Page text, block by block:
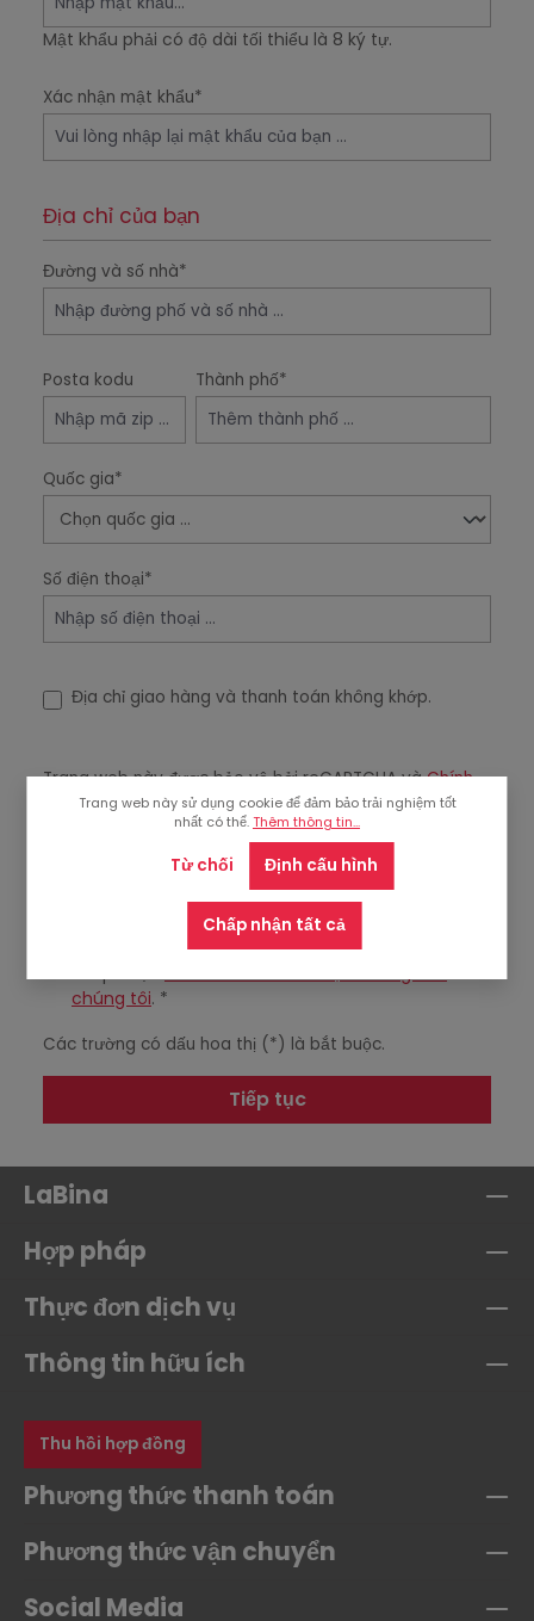
Mật khẩu phải có độ dài tối thiểu là 8 ký tự.
Xác nhận mật khẩu*
Địa chỉ của bạn
Đường và số nhà*
Posta kodu Thành phố*
Quốc gia*
Số điện thoại*
Địa chỉ giao hàng và thanh toán không khớp.
Trang web này được bảo vệ bởi reCAPTCHA vàChính
sách Bảo mật và Điều khoản Dịch vụ của Google được
Bằng cách chọn tiếp tục, bạn xác nhận rằng bạn
đã đọc thông tin bảo vệ dữ liệucủa chúng tôi
chấp nhậnđiều khoản và điều kiện chung của
chúng tôi . *
Các trường có dấu hoa thị (*) là bắt buộc.
Tiếp tục
LaBina
Hợp pháp
Thực đơn dịch vụ
Thông tin hữu ích
Thu hồi hợp đồng
Phương thức thanh toán
Phương thức vận chuyển
Social Media
Trang web này sử dụng cookie để đảm bảo trải nghiệm tốt
nhất có thể. Thêm thông tin...
Từ chối Định cấu hình
Chấp nhận tất cả